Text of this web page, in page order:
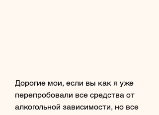
Дорогие мои, если вы как я уже
перепробовали все средства от
алкогольной зависимости, но все